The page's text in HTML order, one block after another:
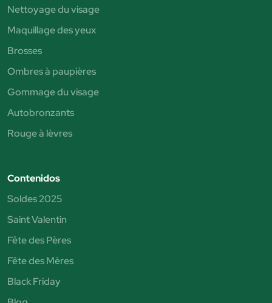
Nettoyage du visage
Maquillage des yeux
Brosses
Ombres à paupières
Gommage du visage
Autobronzants
Rouge à lèvres
Contenidos
Soldes 2025
Saint Valentin
Fête des Pères
Fête des Mères
Black Friday